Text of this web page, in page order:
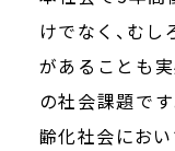
けでなく、む
があることも
の社会課題で
齢化社会にお